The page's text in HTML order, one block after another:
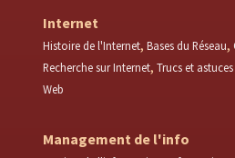
Internet
Histoire de l'Internet Bases du Réseau
Recherche sur Internet Trucs et astuces
Web
Management de l'info